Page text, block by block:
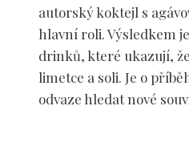
autorský koktejl s
hlavní roli. Výsledkem
drinků, které ukazují,
limetce a soli. Je o
odvaze hledat nové